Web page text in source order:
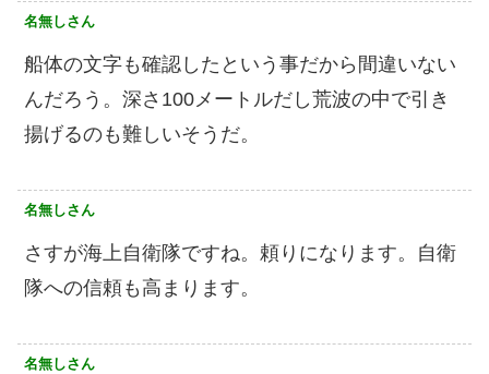
名無しさん
船体の文字も確認したという事だから間違いない
んだろう。深さ100メートルだし荒波の中で引き
揚げるのも難しいそうだ。
名無しさん
さすが海上自衛隊ですね。頼りになります。自衛
隊への信頼も高まります。
名無しさん